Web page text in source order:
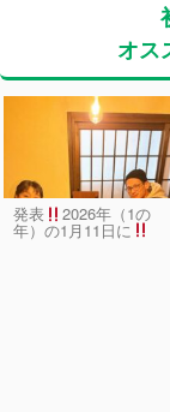
オス
発表 2026年（1の
年）の1月11日に